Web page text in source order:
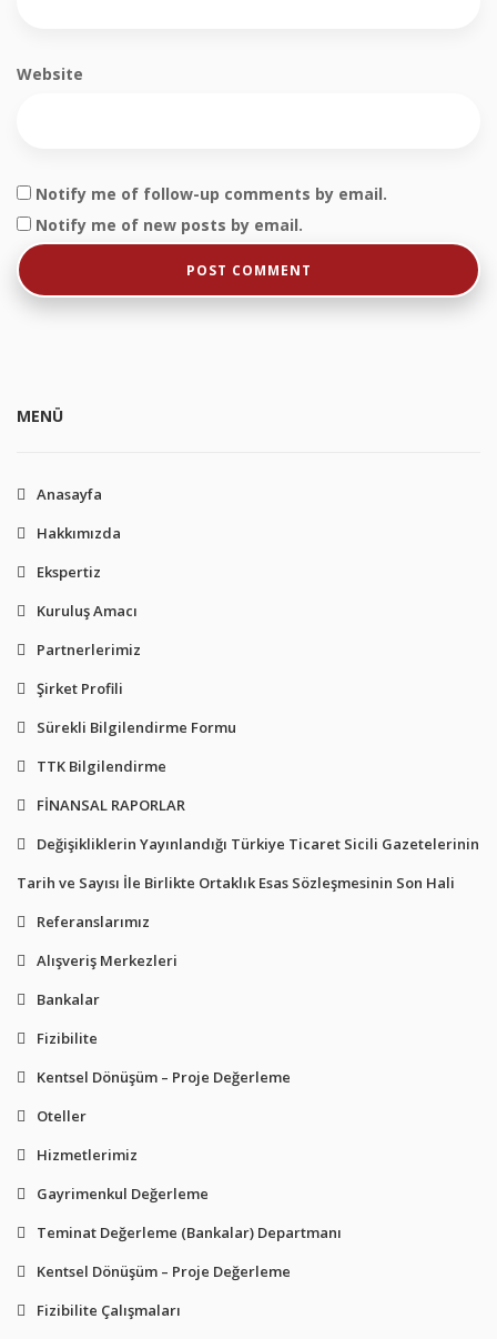
Website
Notify me of follow-up comments by email.
Notify me of new posts by email.
MENÜ
Anasayfa
Hakkımızda
Ekspertiz
Kuruluş Amacı
Partnerlerimiz
Şirket Profili
Sürekli Bilgilendirme Formu
TTK Bilgilendirme
FİNANSAL RAPORLAR
Değişikliklerin Yayınlandığı Türkiye Ticaret Sicili Gazetelerinin
Tarih ve Sayısı İle Birlikte Ortaklık Esas Sözleşmesinin Son Hali
Referanslarımız
Alışveriş Merkezleri
Bankalar
Fizibilite
Kentsel Dönüşüm – Proje Değerleme
Oteller
Hizmetlerimiz
Gayrimenkul Değerleme
Teminat Değerleme (Bankalar) Departmanı
Kentsel Dönüşüm – Proje Değerleme
Fizibilite Çalışmaları